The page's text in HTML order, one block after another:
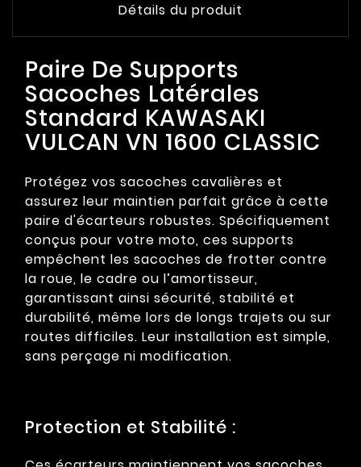
Détails du produit
Paire De Supports
Sacoches Latérales
Standard KAWASAKI
VULCAN VN 1600 CLASSIC
Protégez vos sacoches cavalières et
assurez leur maintien parfait grâce à cette
paire d'écarteurs robustes. Spécifiquement
conçus pour votre moto, ces supports
empêchent les sacoches de frotter contre
la roue, le cadre ou l’amortisseur,
garantissant ainsi sécurité, stabilité et
durabilité, même lors de longs trajets ou sur
routes difficiles. Leur installation est simple,
sans perçage ni modification.
Protection et Stabilité :